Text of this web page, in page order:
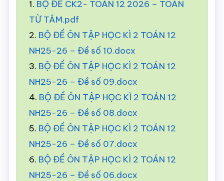
1. BỘ ĐỀ CK2- TOÁN 12 2026 – TOÁN
TỪ TÂM.pdf
2. BỘ ĐỀ ÔN TẬP HỌC KÌ 2 TOÁN 12
NH25-26 – Đề số 10.docx
3. BỘ ĐỀ ÔN TẬP HỌC KÌ 2 TOÁN 12
NH25-26 – Đề số 09.docx
4. BỘ ĐỀ ÔN TẬP HỌC KÌ 2 TOÁN 12
NH25-26 – Đề số 08.docx
5. BỘ ĐỀ ÔN TẬP HỌC KÌ 2 TOÁN 12
NH25-26 – Đề số 07.docx
6. BỘ ĐỀ ÔN TẬP HỌC KÌ 2 TOÁN 12
NH25-26 – Đề số 06.docx